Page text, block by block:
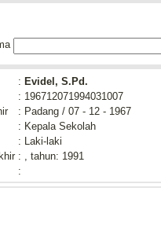
: Evidel, S.Pd.
: 196712071994031007
: Padang / 07 - 12 - 1967
: Kepala Sekolah
: Laki-laki
: , tahun: 1991
: